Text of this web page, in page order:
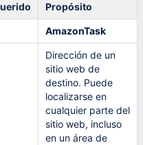
Propósito
AmazonTask
Dirección de un
sitio web de
destino. Puede
localizarse en
cualquier parte del
sitio web, incluso
en un área de